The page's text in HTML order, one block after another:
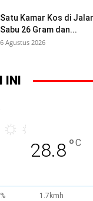
Satu Kamar Kos di
Sabu 26 Gram dan...
6 Agustus 2026
INI
28.8°C
1.7kmh